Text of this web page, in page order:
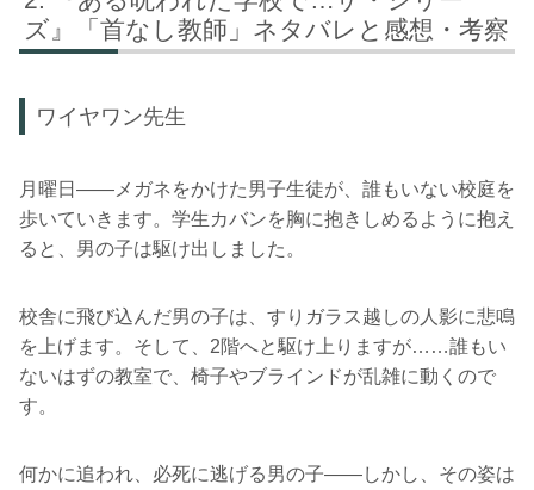
ズ』「首なし教師」ネタバレと感想・考察
ワイヤワン先生
月曜日――メガネをかけた男子生徒が、誰もいない校庭を
歩いていきます。学生カバンを胸に抱きしめるように抱え
ると、男の子は駆け出しました。
校舎に飛び込んだ男の子は、すりガラス越しの人影に悲鳴
を上げます。そして、2階へと駆け上りますが……誰もい
ないはずの教室で、椅子やブラインドが乱雑に動くので
す。
何かに追われ、必死に逃げる男の子――しかし、その姿は